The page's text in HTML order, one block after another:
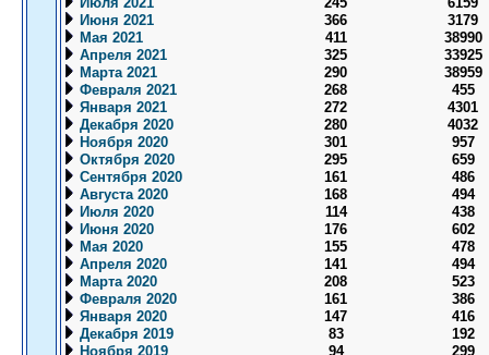
Июня 2021
366
3179
Мая 2021
411
38990
Апреля 2021
325
33925
Марта 2021
290
38959
Февраля 2021
268
455
Января 2021
272
4301
Декабря 2020
280
4032
Ноября 2020
301
957
Октября 2020
295
659
Сентября 2020
161
486
Августа 2020
168
494
Июля 2020
114
438
Июня 2020
176
602
Мая 2020
155
478
Апреля 2020
141
494
Марта 2020
208
523
Февраля 2020
161
386
Января 2020
147
416
Декабря 2019
83
192
Ноября 2019
94 299